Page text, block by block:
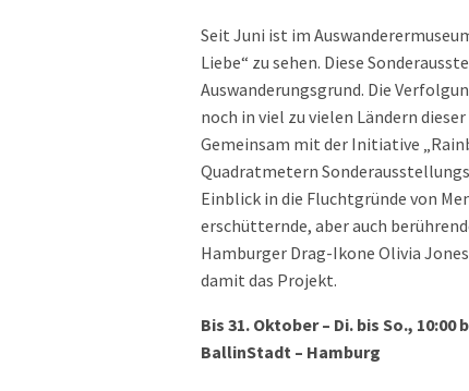
Seit Juni ist im
Liebe“ zu sehen. Diese
Auswanderungsgrund. Die
noch in viel zu vielen Ländern
Gemeinsam mit der Initiative
Quadratmetern
Einblick in die Fluchtgründe von
erschütternde, aber auch
Hamburger Drag-Ikone Olivia
damit das Projekt.
Bis 31. Oktober – Di. bis So., 10:00
BallinStadt – Hamburg